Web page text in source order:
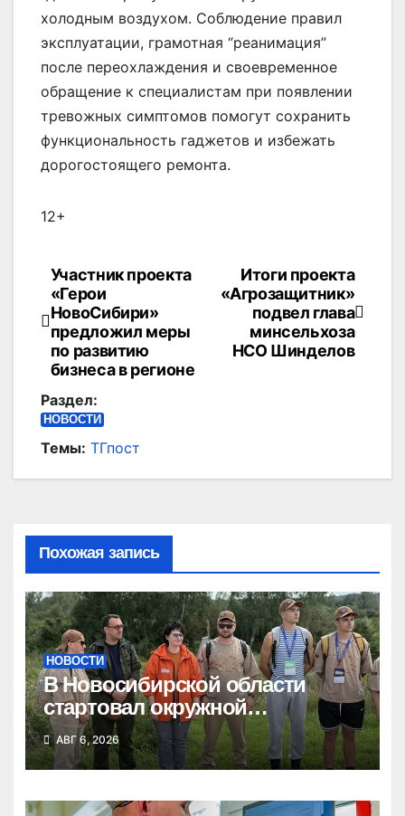
холодным воздухом. Соблюдение правил
эксплуатации, грамотная “реанимация”
после переохлаждения и своевременное
обращение к специалистам при появлении
тревожных симптомов помогут сохранить
функциональность гаджетов и избежать
дорогостоящего ремонта.
12+
Навигация
по
записям
Итоги проекта
«Агрозащитник»
подвел глава
минсельхоза
НСО Шинделов
Участник проекта
«Герои
НовоСибири»
предложил меры
по развитию
бизнеса в регионе
Раздел:
НОВОСТИ
Темы: ТГпост
Похожая запись
НОВОСТИ
В Новосибирской области
стартовал окружной
туристский слет молодежи
АВГ 6, 2026